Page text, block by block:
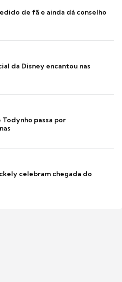
de fã e ainda dá conselho
da Disney encantou nas
passa por
celebram chegada do